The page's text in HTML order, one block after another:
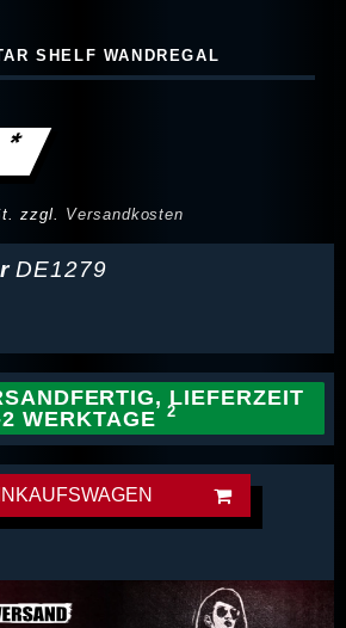
SHELF WANDREGAL
*
zzgl. Versandkosten
DE1279
LIEFERZEIT
WERKTAGE